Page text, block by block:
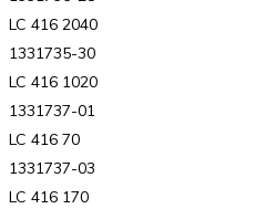
LC 416 2040
1331735-30
LC 416 1020
1331737-01
LC 416 70
1331737-03
LC 416 170